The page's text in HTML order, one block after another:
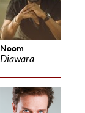
Noom
Diawara